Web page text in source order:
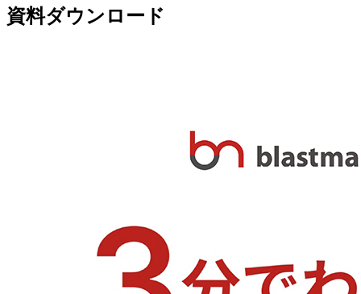
資料ダウンロード